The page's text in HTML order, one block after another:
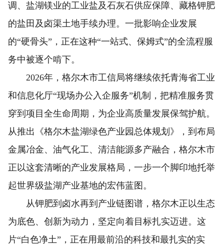
调、盐湖镁业的工业盐及石灰石供应保障、藏格钾肥
的盐田及卤渠土地手续办理。一批影响企业发展
的“硬骨头”，正在这种“一站式、保姆式”的全流程服
务中被逐个啃下。
2026年，格尔木市工信局将继续依托青海省工业
和信息化厅“现场办公入企服务”机制，把精准服务贯
穿到项目全生命周期，为企业高质量发展保驾护航。
从推出《格尔木盐湖绿色产业园总体规划》，到布局
金属冶金、油气化工、清洁能源多产融合，格尔木市
正以这套清晰的产业发展格局，一步一个脚印地托举
起世界级盐湖产业基地的宏伟蓝图。
从钾肥到卤水再到产业链图谱，格尔木正以生态
为底色、创新为动力，坚定向着目标扎实迈进。这
片“白色净土”，正在用最前沿的科技和最扎实的实